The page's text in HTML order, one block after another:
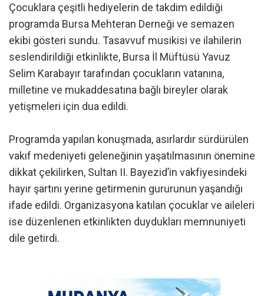
Çocuklara çeşitli hediyelerin de takdim edildiği
programda Bursa Mehteran Derneği ve semazen
ekibi gösteri sundu. Tasavvuf musikisi ve ilahilerin
seslendirildiği etkinlikte, Bursa İl Müftüsü Yavuz
Selim Karabayır tarafından çocukların vatanına,
milletine ve mukaddesatına bağlı bireyler olarak
yetişmeleri için dua edildi.
Programda yapılan konuşmada, asırlardır sürdürülen
vakıf medeniyeti geleneğinin yaşatılmasının önemine
dikkat çekilirken, Sultan II. Bayezid’in vakfiyesindeki
hayır şartını yerine getirmenin gururunun yaşandığı
ifade edildi. Organizasyona katılan çocuklar ve aileleri
ise düzenlenen etkinlikten duydukları memnuniyeti
dile getirdi.